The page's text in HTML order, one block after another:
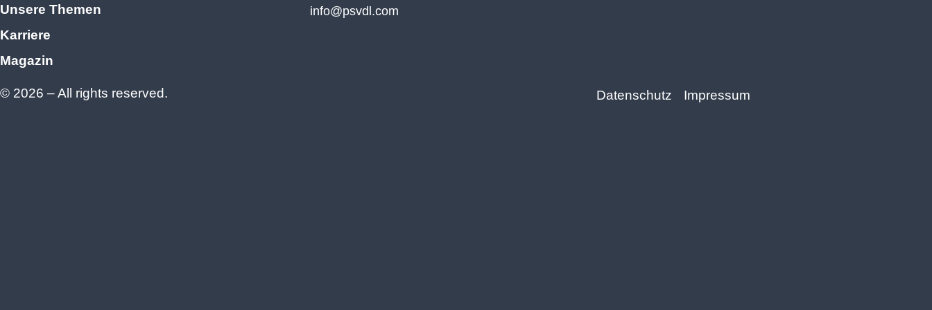
Unsere Themen
Karriere
Magazin
info@psvdl.com
© 2026 – All rights reserved. Datenschutz Impressum